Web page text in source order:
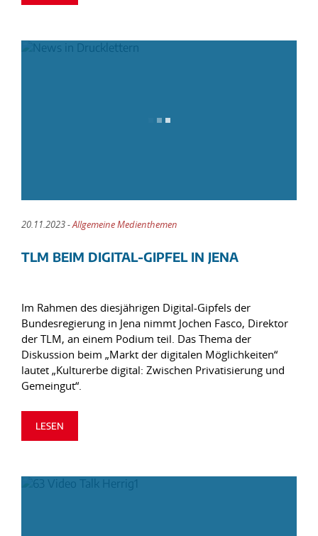
20.11.2023 -Allgemeine Medienthemen
TLM BEIM DIGITAL-GIPFEL IN JENA
Im Rahmen des diesjährigen Digital-Gipfels der
Bundesregierung in Jena nimmt Jochen Fasco, Direktor
der TLM, an einem Podium teil. Das Thema der
Diskussion beim „Markt der digitalen Möglichkeiten“
lautet „Kulturerbe digital: Zwischen Privatisierung und
Gemeingut“.
LESEN